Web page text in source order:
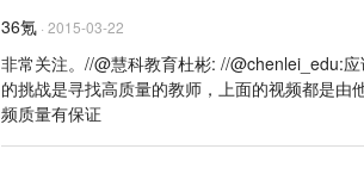
36氪 · 2015-03-22
非常关注。//@慧科教育杜彬: //@chenlei_edu:
的挑战是寻找高质量的教师，上面的视频都是
频质量有保证